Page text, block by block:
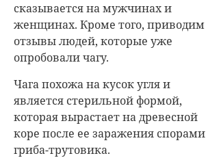
сказывается на мужчинах и
женщинах. Кроме того, приводим
отзывы людей, которые уже
опробовали чагу.
Чага похожа на кусок угля и
является стерильной формой,
которая вырастает на древесной
коре после ее заражения спорами
гриба-трутовика.